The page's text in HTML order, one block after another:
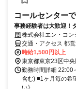
コールセンター
事務経験者は大歓迎！
株式会社エン・コン
交通・アクセス 都
各駅停車「浅草橋」
分
時給1,500円以上
東京都東京23区中
勤務時間詳細 22:00
含む) ■1ヶ月毎の希
い》